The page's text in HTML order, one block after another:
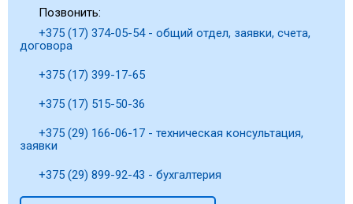
Позвонить:
+375 (17) 374-05-54 - общий отдел, заявки, счета,
договора
+375 (17) 399-17-65
+375 (17) 515-50-36
+375 (29) 166-06-17 - техническая консультация,
заявки
+375 (29) 899-92-43 - бухгалтерия